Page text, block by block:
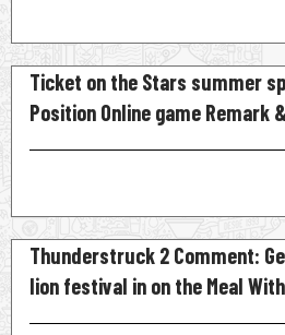
Ticket on the Stars summer
Position Online game Remark
Thunderstruck 2 Comment:
lion festival in on the Meal